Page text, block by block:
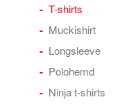
T-shirts
Muckishirt
Longsleeve
Polohemd
Ninja t-shirts